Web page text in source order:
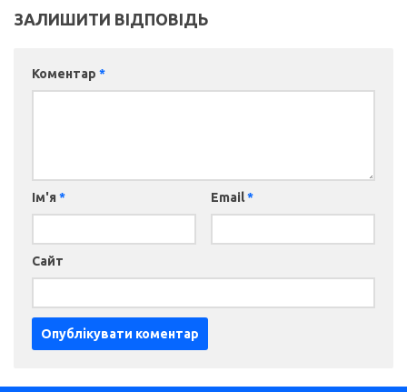
ЗАЛИШИТИ ВІДПОВІДЬ
Коментар *
Ім'я * Email*
Сайт